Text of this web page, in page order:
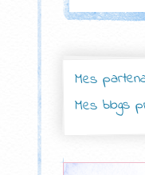
Mes
Mes blogs